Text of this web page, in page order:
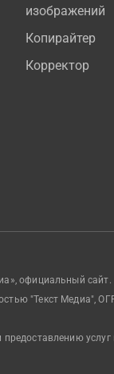
изображений
Копирайтер
Корректор
официальный сайт.
"Текст Медиа",